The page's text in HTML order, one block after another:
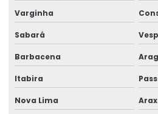
Manutenção preventiva de talha
Manutenção preventiva de talha
Manutenção preventiva de talha
Manutenção preventiva em talhas
Modernização de ponte rolante
Varginha
Sabará
Barbacena
Itabira
Nova Lima